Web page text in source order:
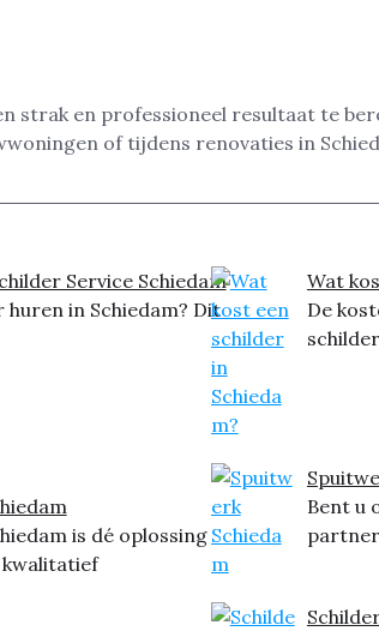
strak en professioneel resultaat te
of tijdens renovaties in
Service Schiedam
huren in Schiedam? Dit
is dé oplossing
Wat
De
Bent u